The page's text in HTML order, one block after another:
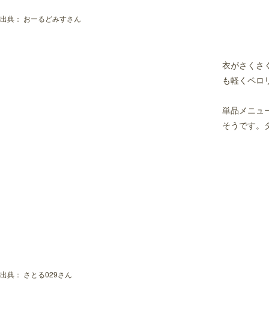
出典： おーるどみすさん
出典： さとる029さん
衣がさくさ
も軽くペロ
単品メニュ
そうです。